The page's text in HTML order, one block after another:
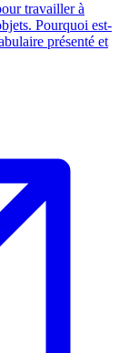
travailler à
Pourquoi est-
présenté et